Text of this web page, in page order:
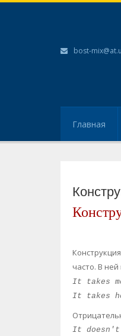
bost-
Главная
Конструкция
часто. В
It takes
It takes
It doesn't